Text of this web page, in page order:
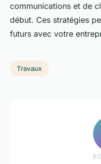
communications et de
début. Ces stratégies
futurs avec votre
Travaux